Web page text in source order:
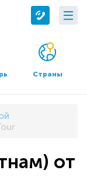
и реквизиты
Страны
от